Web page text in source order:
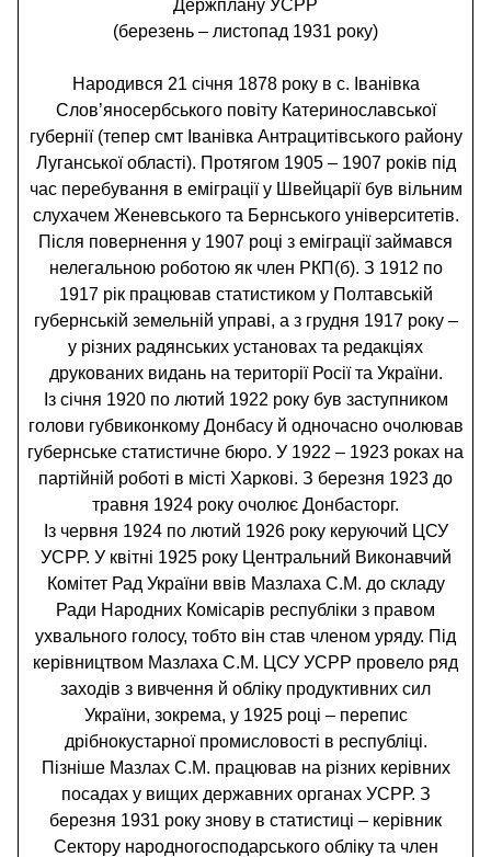
Держплану УСРР
(березень – листопад 1931 року)
Народився 21 січня 1878 року в с. Іванівка
Слов’яносербського повіту Катеринославської
губернії (тепер смт Іванівка Антрацитівського району
Луганської області). Протягом 1905 – 1907 років під
час перебування в еміграції у Швейцарії був вільним
слухачем Женевського та Бернського університетів.
Після повернення у 1907 році з еміграції займався
нелегальною роботою як член РКП(б). З 1912 по
1917 рік працював статистиком у Полтавській
губернській земельній управі, а з грудня 1917 року –
у різних радянських установах та редакціях
друкованих видань на території Росії та України.
Із січня 1920 по лютий 1922 року був заступником
голови губвиконкому Донбасу й одночасно очолював
губернське статистичне бюро. У 1922 – 1923 роках на
партійній роботі в місті Харкові. З березня 1923 до
травня 1924 року очолює Донбасторг.
Із червня 1924 по лютий 1926 року керуючий ЦСУ
УСРР. У квітні 1925 року Центральний Виконавчий
Комітет Рад України ввів Мазлаха С.М. до складу
Ради Народних Комісарів республіки з правом
ухвального голосу, тобто він став членом уряду. Під
керівництвом Мазлаха С.М. ЦСУ УСРР провело ряд
заходів з вивчення й обліку продуктивних сил
України, зокрема, у 1925 році – перепис
дрібнокустарної промисловості в республіці.
Пізніше Мазлах С.М. працював на різних керівних
посадах у вищих державних органах УСРР. З
березня 1931 року знову в статистиці – керівник
Сектору народногосподарського обліку та член